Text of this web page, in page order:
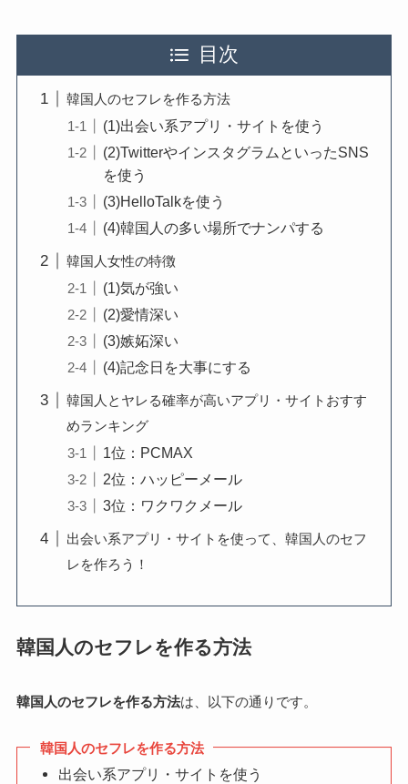
目次
韓国人のセフレを作る方法
(1)出会い系アプリ・サイトを使う
(2)TwitterやインスタグラムといったSNS
を使う
(3)HelloTalkを使う
(4)韓国人の多い場所でナンパする
韓国人女性の特徴
(1)気が強い
(2)愛情深い
(3)嫉妬深い
(4)記念日を大事にする
韓国人とヤレる確率が高いアプリ・サイトおすす
めランキング
1位：PCMAX
2位：ハッピーメール
3位：ワクワクメール
出会い系アプリ・サイトを使って、韓国人のセフ
レを作ろう！
韓国人のセフレを作る方法
韓国人のセフレを作る方法は、以下の通りです。
韓国人のセフレを作る方法
出会い系アプリ・サイトを使う